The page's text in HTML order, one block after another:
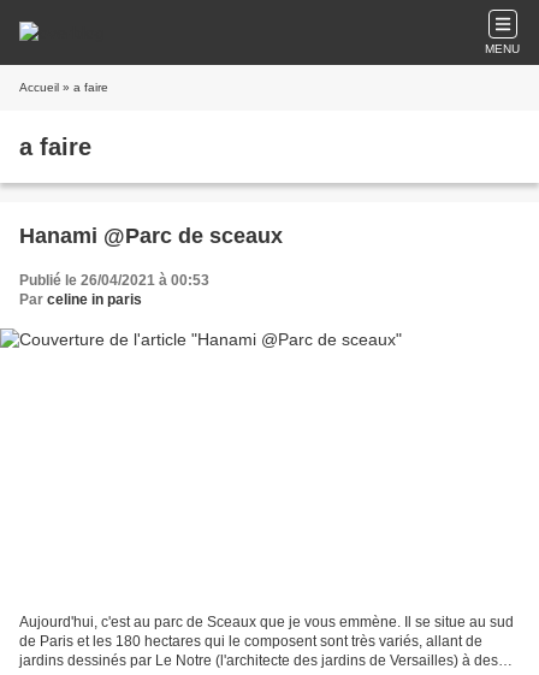
MENU
Accueil » a faire
a faire
Hanami @Parc de sceaux
Publié le 26/04/2021 à 00:53
Par celine in paris
Aujourd'hui, c'est au parc de Sceaux que je vous emmène. Il se situe au sud
de Paris et les 180 hectares qui le composent sont très variés, allant de
jardins dessinés par Le Notre (l'architecte des jardins de Versailles) à des